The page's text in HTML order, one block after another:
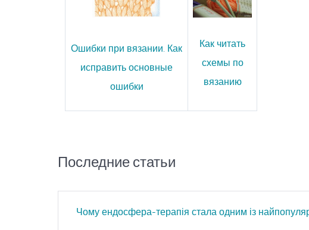
Ошибки при вязании. Как
исправить основные
ошибки
Как читать
схемы по
вязанию
Последние статьи
Чому ендосфера-терапія стала одним із